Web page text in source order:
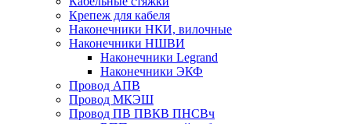
Крепеж для кабеля
Наконечники НКИ, вилочные
Наконечники НШВИ
Наконечники Legrand
Наконечники ЭКФ
Провод АПВ
Провод МКЭШ
Провод ПВ ПВКВ ПНСВч